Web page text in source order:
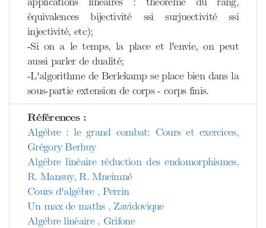
équivalences bijectivité ssi surjuectivité ssi
injectivité, etc);
-Si on a le temps, la place et l'envie, on peut
aussi parler de dualité;
-L'algorithme de Berlekamp se place bien dans la
sous-partie extension de corps - corps finis.
Références :
Algèbre : le grand combat: Cours et exercices,
Grégory Berhuy
Algèbre linéaire réduction des endomorphismes,
R. Mansuy, R. Mneimné
Cours d'algèbre , Perrin
Un max de maths , Zavidovique
Algèbre linéaire , Grifone